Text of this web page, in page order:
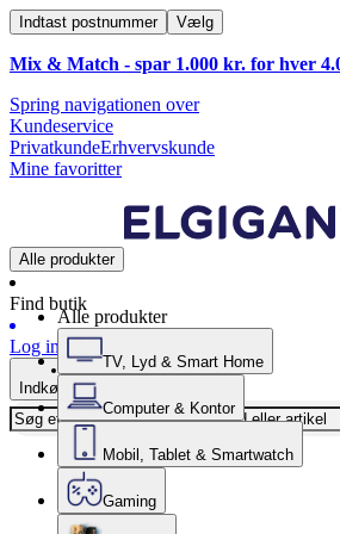
Indtast postnummer Vælg
Mix & Match - spar 1.000 kr. for hver
Spring navigationen over
Kundeservice
PrivatkundeErhvervskunde
Mine favoritter
Alle produkter
Find butik
Log ind
Indkøbskurv
Alle produkter
TV, Lyd & Smart Home
Computer & Kontor
Mobil, Tablet & Smartwatch
Gaming